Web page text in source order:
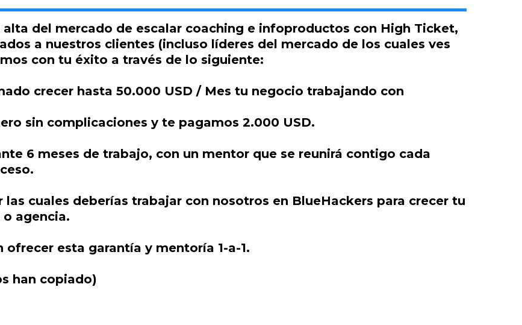
del mercado de escalar coaching e infoproductos con High Ticket,
a nuestros clientes (incluso líderes del mercado de los cuales ves
con tu éxito a través de lo siguiente:
crecer hasta 50.000 USD / Mes tu negocio trabajando con
sin complicaciones y te pagamos 2.000 USD.
6 meses de trabajo, con un mentor que se reunirá contigo cada
las cuales deberías trabajar con nosotros en BlueHackers para crecer tu
agencia.
ofrecer esta garantía y mentoría 1-a-1.
han copiado)